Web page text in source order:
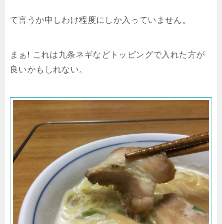
て言うか申しわけ程度にしか入っていません。
まぁ! これは九条ネギなどトッピングで入れた方が
良いかもしれない。